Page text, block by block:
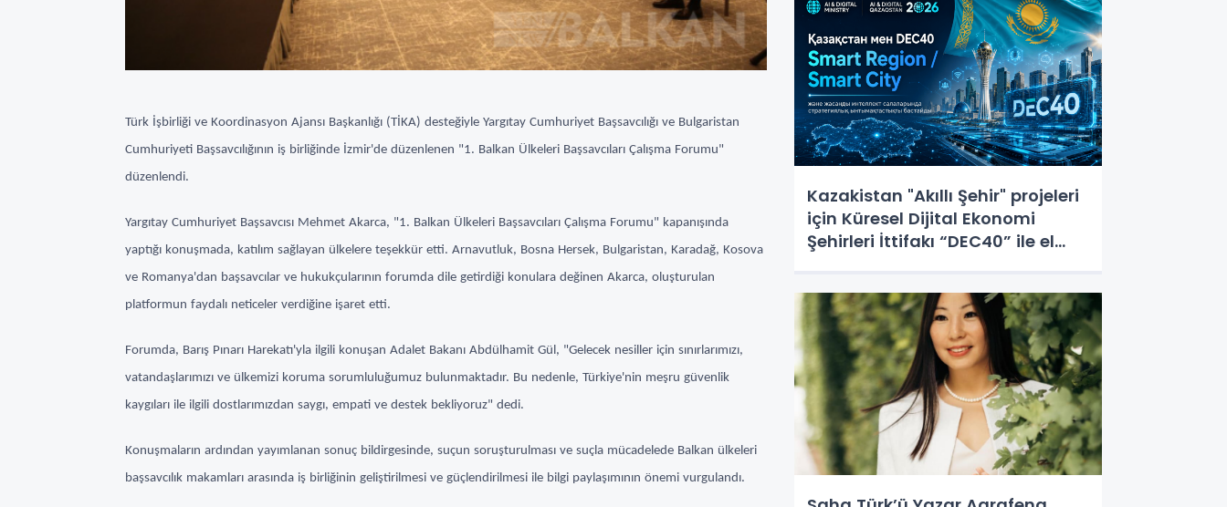
Türk İşbirliği ve Koordinasyon Ajansı Başkanlığı (TİKA) desteğiyle Yargıtay Cumhuriyet Başsavcılığı ve Bulgaristan
Cumhuriyeti Başsavcılığının iş birliğinde İzmir'de düzenlenen "1. Balkan Ülkeleri Başsavcıları Çalışma Forumu"
düzenlendi.
Yargıtay Cumhuriyet Başsavcısı Mehmet Akarca, "1. Balkan Ülkeleri Başsavcıları Çalışma Forumu" kapanışında
yaptığı konuşmada, katılım sağlayan ülkelere teşekkür etti. Arnavutluk, Bosna Hersek, Bulgaristan, Karadağ, Kosova
ve Romanya'dan başsavcılar ve hukukçularının forumda dile getirdiği konulara değinen Akarca, oluşturulan
platformun faydalı neticeler verdiğine işaret etti.
Forumda, Barış Pınarı Harekatı'yla ilgili konuşan Adalet Bakanı Abdülhamit Gül, "Gelecek nesiller için sınırlarımızı,
vatandaşlarımızı ve ülkemizi koruma sorumluluğumuz bulunmaktadır. Bu nedenle, Türkiye'nin meşru güvenlik
kaygıları ile ilgili dostlarımızdan saygı, empati ve destek bekliyoruz" dedi.
Konuşmaların ardından yayımlanan sonuç bildirgesinde, suçun soruşturulması ve suçla mücadelede Balkan ülkeleri
başsavcılık makamları arasında iş birliğinin geliştirilmesi ve güçlendirilmesi ile bilgi paylaşımının önemi vurgulandı.
Kazakistan "Akıllı Şehir" projeleri
için Küresel Dijital Ekonomi
Şehirleri İttifakı “DEC40” ile el